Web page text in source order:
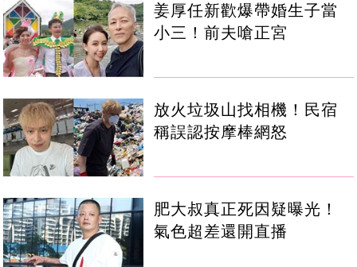
姜厚任新歡爆帶婚生子當
小三！前夫嗆正宮
放火垃圾山找相機！民宿
稱誤認按摩棒網怒
肥大叔真正死因疑曝光！
氣色超差還開直播